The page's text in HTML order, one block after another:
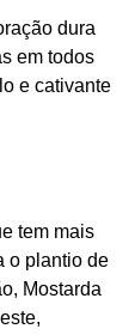
dura
em todos
e cativante
tem mais
o plantio de
Mostarda